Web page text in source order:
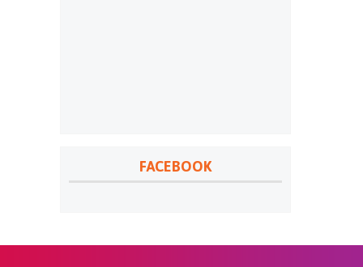
FACEBOOK